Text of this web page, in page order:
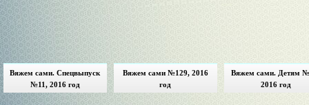
Вяжем сами. Спецвыпуск
№11, 2016 год
Вяжем сами №129, 2016
год
Вяжем сами. Детям
2016 год